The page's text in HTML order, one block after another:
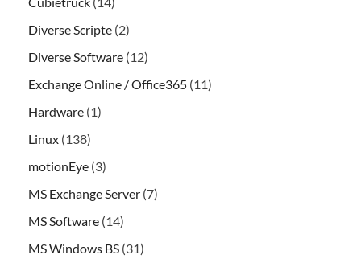
Diverse Scripte (2)
Diverse Software (12)
Exchange Online / Office365 (11)
Hardware (1)
Linux (138)
motionEye (3)
MS Exchange Server (7)
MS Software (14)
MS Windows BS (31)